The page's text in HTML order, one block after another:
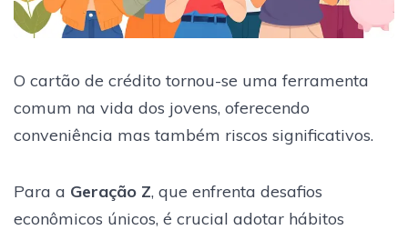
O cartão de crédito tornou-se uma ferramenta
comum na vida dos jovens, oferecendo
conveniência mas também riscos significativos.
Para a Geração Z, que enfrenta desafios
econômicos únicos, é crucial adotar hábitos